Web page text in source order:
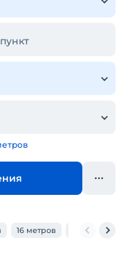
16 метров 18 метров